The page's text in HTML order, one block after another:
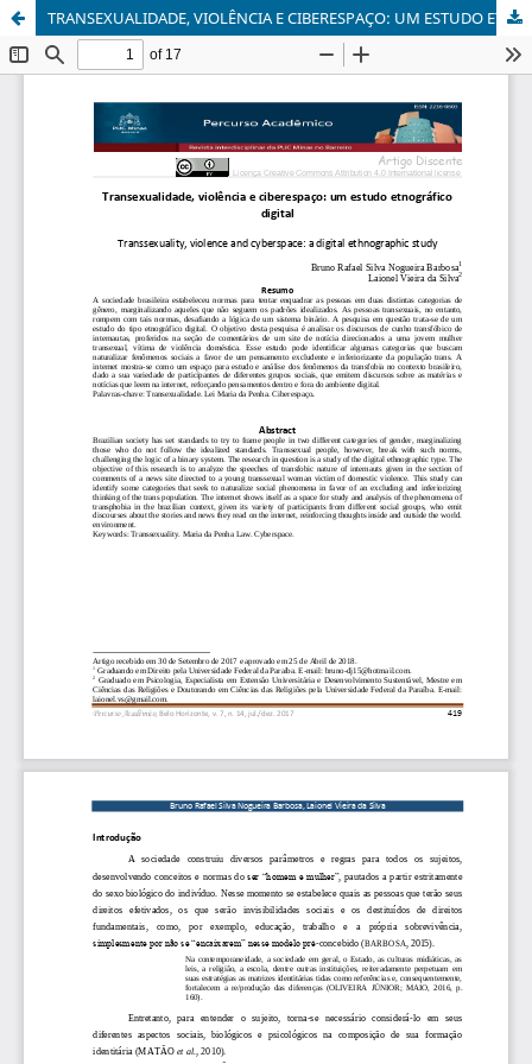
TRANSEXUALIDADE, VIOLÊNCIA E CIBERESPAÇO: UM ESTUDO ETNOGRÁFICO DIGITAL